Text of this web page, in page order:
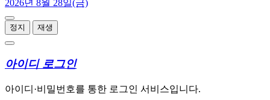
정지 재생
아이디 로그인
아이디·비밀번호를 통한 로그인 서비스입니다.